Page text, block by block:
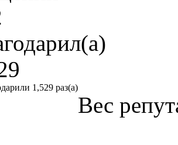
1,529 раз(а)
Вес